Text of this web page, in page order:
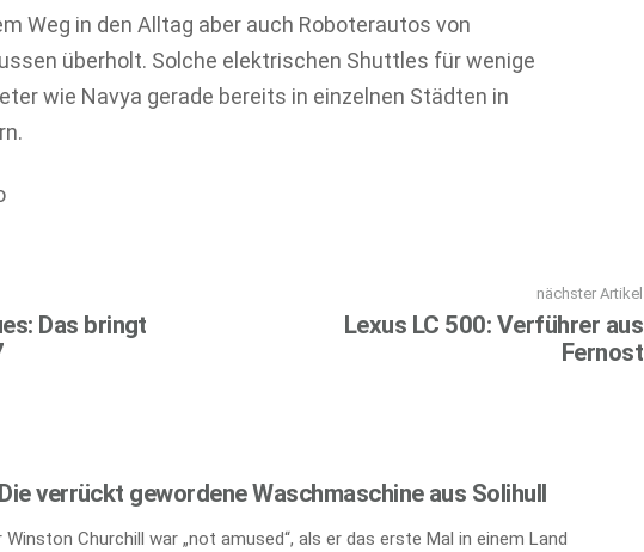
Weg in den Alltag aber auch Roboterautos von
überholt. Solche elektrischen Shuttles für wenige
wie Navya gerade bereits in einzelnen Städten in
Das bringt
nächster Artikel
Lexus LC 500: Verführer aus
Fernost
verrückt gewordene Waschmaschine aus Solihull
Churchill war „not amused“, als er das erste Mal in einem Land